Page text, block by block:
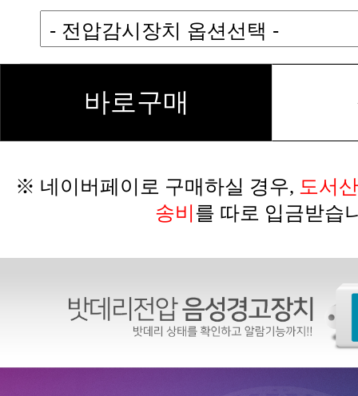
바로구매
※ 네이버페이로 구매하실 경우,
송비 를 따로 입금받습